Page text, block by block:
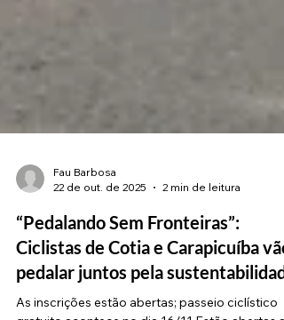
Fau Barbosa
22 de out. de 2025
2 min de leitura
“Pedalando Sem Fronteiras”: